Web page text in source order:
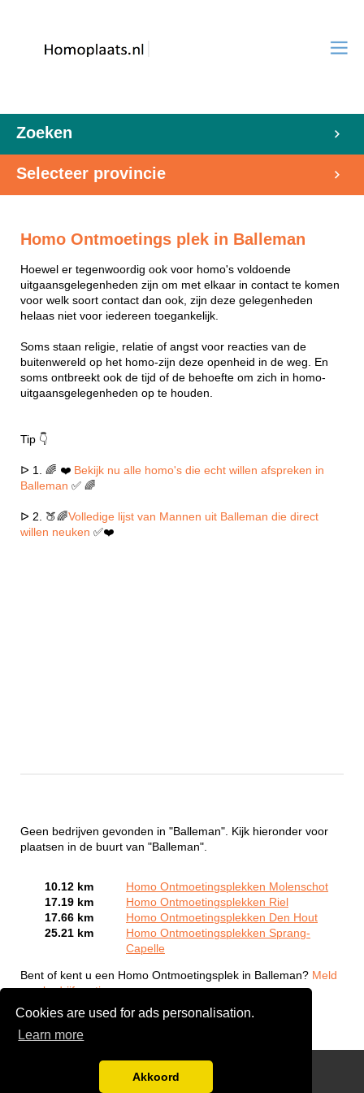
Cookies are used for ads personalisation.
Learn more
Akkoord
Zoeken
Selecteer provincie
Homo Ontmoetings plek in Balleman
Hoewel er tegenwoordig ook voor homo's voldoende
uitgaansgelegenheden zijn om met elkaar in contact te komen
voor welk soort contact dan ook, zijn deze gelegenheden
helaas niet voor iedereen toegankelijk.
Soms staan religie, relatie of angst voor reacties van de
buitenwereld op het homo-zijn deze openheid in de weg. En
soms ontbreekt ook de tijd of de behoefte om zich in homo-
uitgaansgelegenheden op te houden.
Tip 👇
ᐅ 1. 🌈 ❤️ Bekijk nu alle homo's die echt willen afspreken in
Balleman ✅ 🌈
ᐅ 2. 🍑🌈Volledige lijst van Mannen uit Balleman die direct
willen neuken ✅❤️
Geen bedrijven gevonden in "Balleman". Kijk hieronder voor
plaatsen in de buurt van "Balleman".
10.12 km
Homo Ontmoetingsplekken Molenschot
17.19 km
Homo Ontmoetingsplekken Riel
17.66 km
Homo Ontmoetingsplekken Den Hout
25.21 km
Homo Ontmoetingsplekken Sprang-
Capelle
Bent of kent u een Homo Ontmoetingsplek in Balleman? Meld
een bedrijf gratis aan